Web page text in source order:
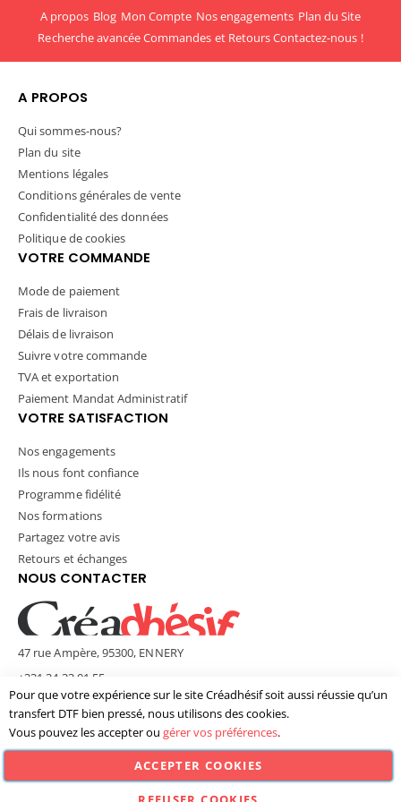
A propos Blog Mon Compte Nos engagements Plan du Site
Recherche avancéeCommandes et RetoursContactez-nous !
A PROPOS
Qui sommes-nous?
Plan du site
Mentions légales
Conditions générales de vente
Confidentialité des données
Politique de cookies
VOTRE COMMANDE
Mode de paiement
Frais de livraison
Délais de livraison
Suivre votre commande
TVA et exportation
Paiement Mandat Administratif
VOTRE SATISFACTION
Nos engagements
Ils nous font confiance
Programme fidélité
Nos formations
Partagez votre avis
Retours et échanges
NOUS CONTACTER
47 rue Ampère, 95300, ENNERY
+331 34 33 01 55
contact@creadhesif.com
Lun - Ven / 9h30 - 12h00 & 14h00 - 17h00
© Créadhésif 2025. Tous Droits Réservés.
Pour que votre expérience sur le site Créadhésif soit aussi réussie qu’un
transfert DTF bien pressé, nous utilisons des cookies.
Vous pouvez les accepter ou gérer vos préférences.
ACCEPTER COOKIES